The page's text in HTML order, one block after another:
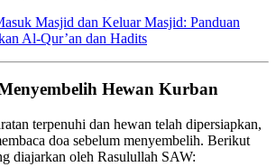
Masjid dan Keluar Masjid: Panduan
Al-Qur’an dan Hadits
Hewan Kurban
terpenuhi dan hewan telah dipersiapkan,
doa sebelum menyembelih. Berikut
diajarkan oleh Rasulullah SAW: